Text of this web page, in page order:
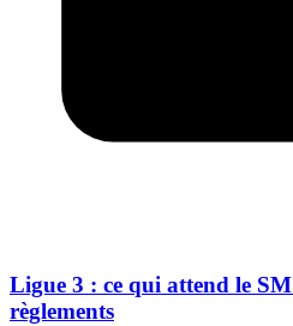
Ligue 3 : ce qui attend le
règlements